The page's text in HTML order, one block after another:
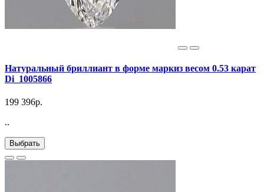
Натуральный бриллиант в форме маркиз весом 0.53 карат
Di_1005866
199 396р.
..
Выбрать